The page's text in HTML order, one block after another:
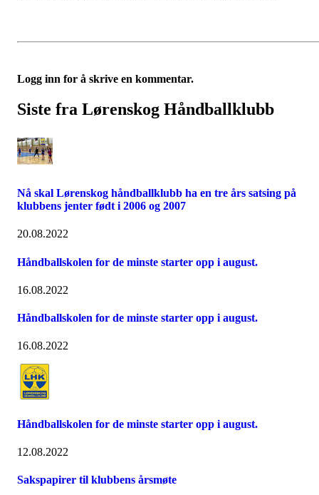
Logg inn for å skrive en kommentar.
Siste fra Lørenskog Håndballklubb
Nå skal Lørenskog håndballklubb ha en tre års satsing på
klubbens jenter født i 2006 og 2007
20.08.2022
Håndballskolen for de minste starter opp i august.
16.08.2022
Håndballskolen for de minste starter opp i august.
16.08.2022
Håndballskolen for de minste starter opp i august.
12.08.2022
Sakspapirer til klubbens årsmøte